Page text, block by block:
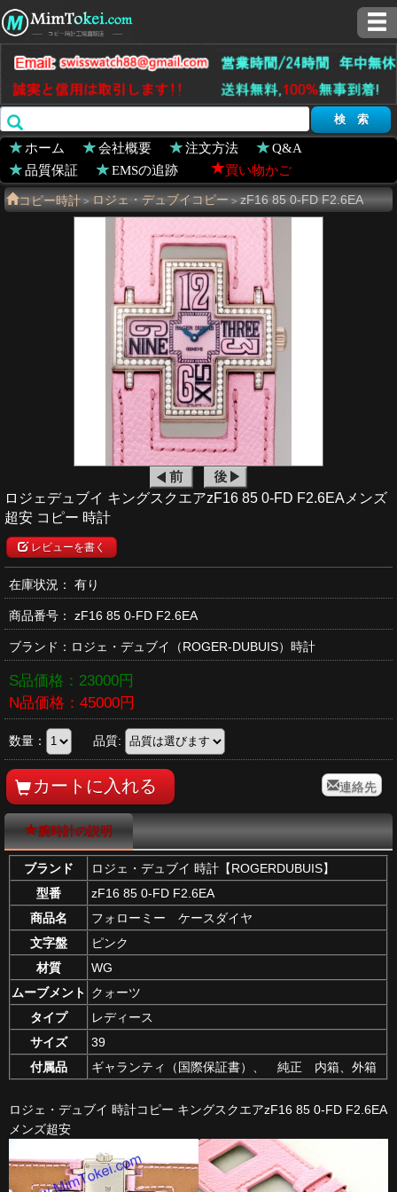
ホーム 会社概要 注文方法
Q&A
品質保証
EMSの追跡 買い物かご
コピー時計 > ロジェ・デュブイコピー > zF16 85 0-FD F2.6EA
ロジェデュブイ キングスクエアzF16 85 0-FD F2.6EAメンズ
超安 コピー 時計
レビューを書く
在庫状況： 有り
商品番号： zF16 85 0-FD F2.6EA
ブランド： ロジェ・デュブイ （ROGER-DUBUIS）時計
S品価格： 23000円
N品価格： 45000円
数量： 品質:
連絡先
腕時計の説明
ブランド
ロジェ・デュブイ 時計【ROGERDUBUIS】
型番
zF16 85 0-FD F2.6EA
商品名
フォローミー ケースダイヤ
文字盤
ピンク
材質
WG
ムーブメント クォーツ
タイプ
レディース
サイズ
39
付属品
ギャランティ（国際保証書）、 純正 内箱、外箱
ロジェ・デュブイ 時計コピー キングスクエアzF16 85 0-FD F2.6EA
メンズ超安